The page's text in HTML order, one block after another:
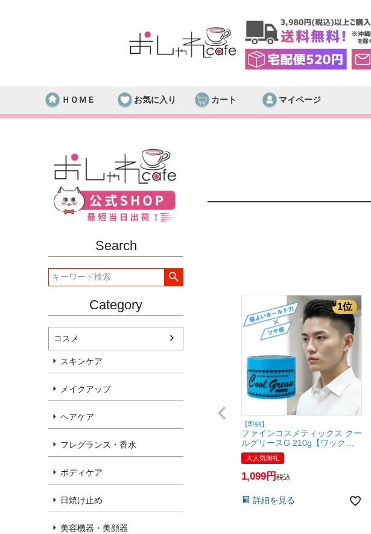
ＨＯＭＥ お気に入り カート マイページ
Search
Category
コスメ
スキンケア
メイクアップ
ヘアケア
フレグランス・香水
ボディケア
日焼け止め
美容機器・美顔器
【即納】
ファインコスメティックス クー
ルグリースG 210g【ワックス/
スタイリング剤/阪本高生堂】
【SBT】 (6012934)
大人気御礼
1,099 税込
詳細を見る